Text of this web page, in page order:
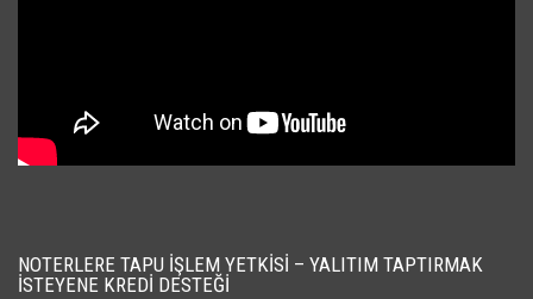
NOTERLERE TAPU İŞLEM YETKISI – YALITIM TAPTIRMAK
İSTEYENE KREDI DESTEĞI